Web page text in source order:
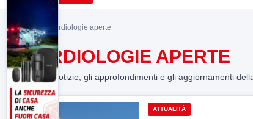
Home> cardiologie aperte
CARDIOLOGIE APERTE
Tutte le notizie, gli approfondimenti e gli aggiornamenti
ATTUALITÀ